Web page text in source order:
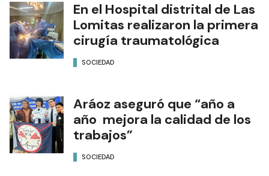
En el Hospital distrital de Las
Lomitas realizaron la primera
cirugía traumatológica
SOCIEDAD
Aráoz aseguró que “año a
año mejora la calidad de los
trabajos”
SOCIEDAD